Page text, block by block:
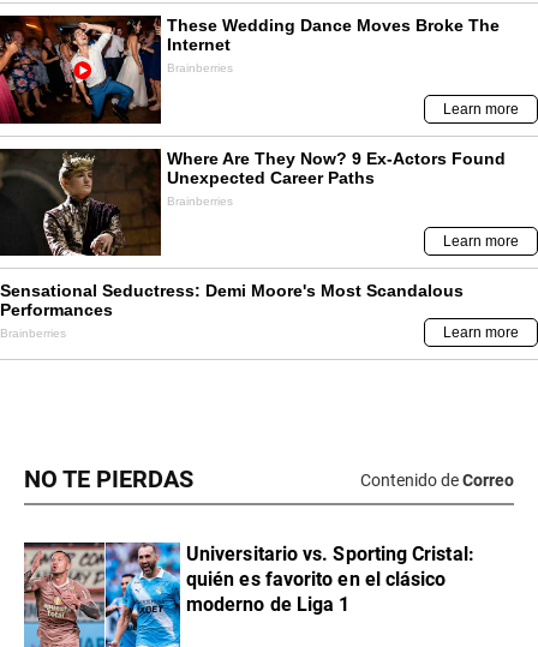
NO TE PIERDAS Contenido deCorreo
Universitario vs. Sporting Cristal:
quién es favorito en el clásico
moderno de Liga 1